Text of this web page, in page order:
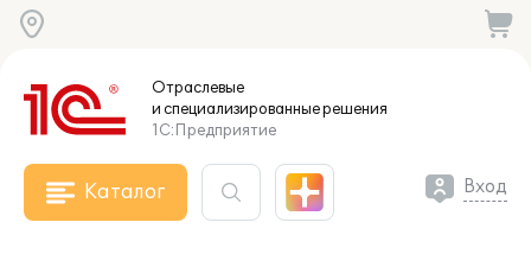
Отраслевые
и специализированныерешения
1С:Предприятие
Каталог Вход